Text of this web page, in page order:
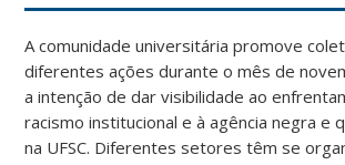
A comunidade universitária promove
diferentes ações durante o mês de
a intenção de dar visibilidade ao
racismo institucional e à agência negra e
na UFSC. Diferentes setores têm se